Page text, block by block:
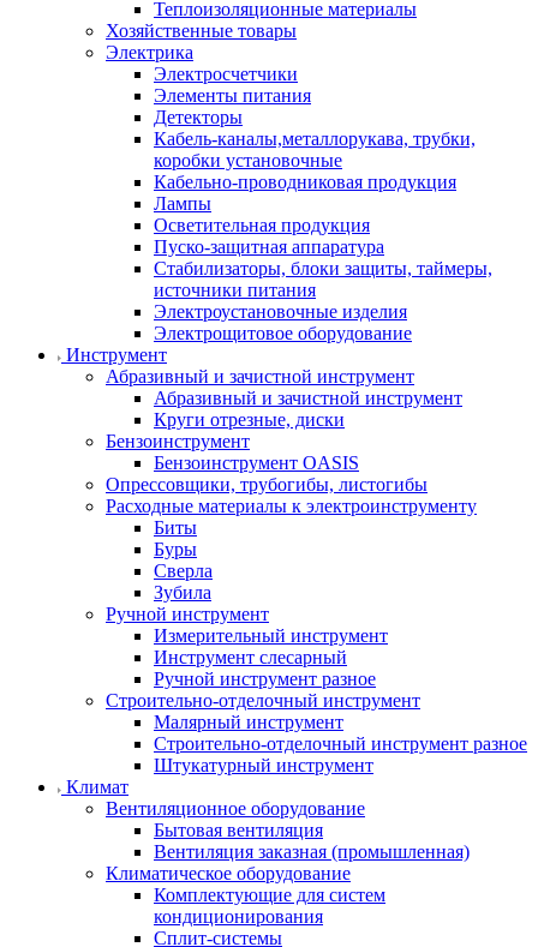
Теплоизоляционные материалы
Хозяйственные товары
Электрика
Электросчетчики
Элементы питания
Детекторы
Кабель-каналы,металлорукава, трубки,
коробки установочные
Кабельно-проводниковая продукция
Лампы
Осветительная продукция
Пуско-защитная аппаратура
Стабилизаторы, блоки защиты, таймеры,
источники питания
Электроустановочные изделия
Электрощитовое оборудование
Инструмент
Абразивный и зачистной инструмент
Абразивный и зачистной инструмент
Круги отрезные, диски
Бензоинструмент
Бензоинструмент OASIS
Опрессовщики, трубогибы, листогибы
Расходные материалы к электроинструменту
Биты
Буры
Сверла
Зубила
Ручной инструмент
Измерительный инструмент
Инструмент слесарный
Ручной инструмент разное
Строительно-отделочный инструмент
Малярный инструмент
Строительно-отделочный инструмент разное
Штукатурный инструмент
Климат
Вентиляционное оборудование
Бытовая вентиляция
Вентиляция заказная (промышленная)
Климатическое оборудование
Комплектующие для систем
кондиционирования
Сплит-системы